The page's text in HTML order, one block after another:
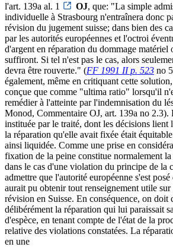
l'art. 139a al. 1
OJ, que: "La simple
individuelle à Strasbourg n'entraînera donc
révision du jugement suisse; dans bien des
par les autorités européennes et l'octroi
d'argent en réparation du dommage matériel
suffiront. Si tel n'est pas le cas, alors
devra être rouverte." (FF 1991 II p. 523 no
également, même en critiquant cette
conçue que comme "ultima ratio" lorsqu'il
remédier à l'atteinte par l'indemnisation du
Monod, Commentaire OJ, art. 139a no 2.3).
instituée par le traité, dont les décisions lient
la réparation qu'elle avait fixée était
ainsi liquidée. Comme une prise en
fixation de la peine constitue normalement la
dans le cas d'une violation du principe de la
admettre que l'autorité européenne s'est
aurait pu obtenir tout renseignement utile
révision en Suisse. En conséquence, on doit
délibérément la réparation qui lui paraissait
d'espèce, en tenant compte de l'état de la
relative des violations constatées. La
en une